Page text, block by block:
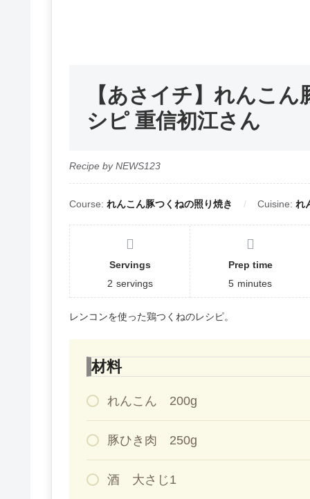
【あさイチ】れんこ
シピ 重信初江さん
Recipe by NEWS123
Course: れんこん豚つくねの照り焼き Cuisine: れ
Servings
2 servings
Prep time
5 minutes
レンコンを使った鶏つくねのレシピ。
材料
れんこん 200g
豚ひき肉 250g
酒 大さじ1